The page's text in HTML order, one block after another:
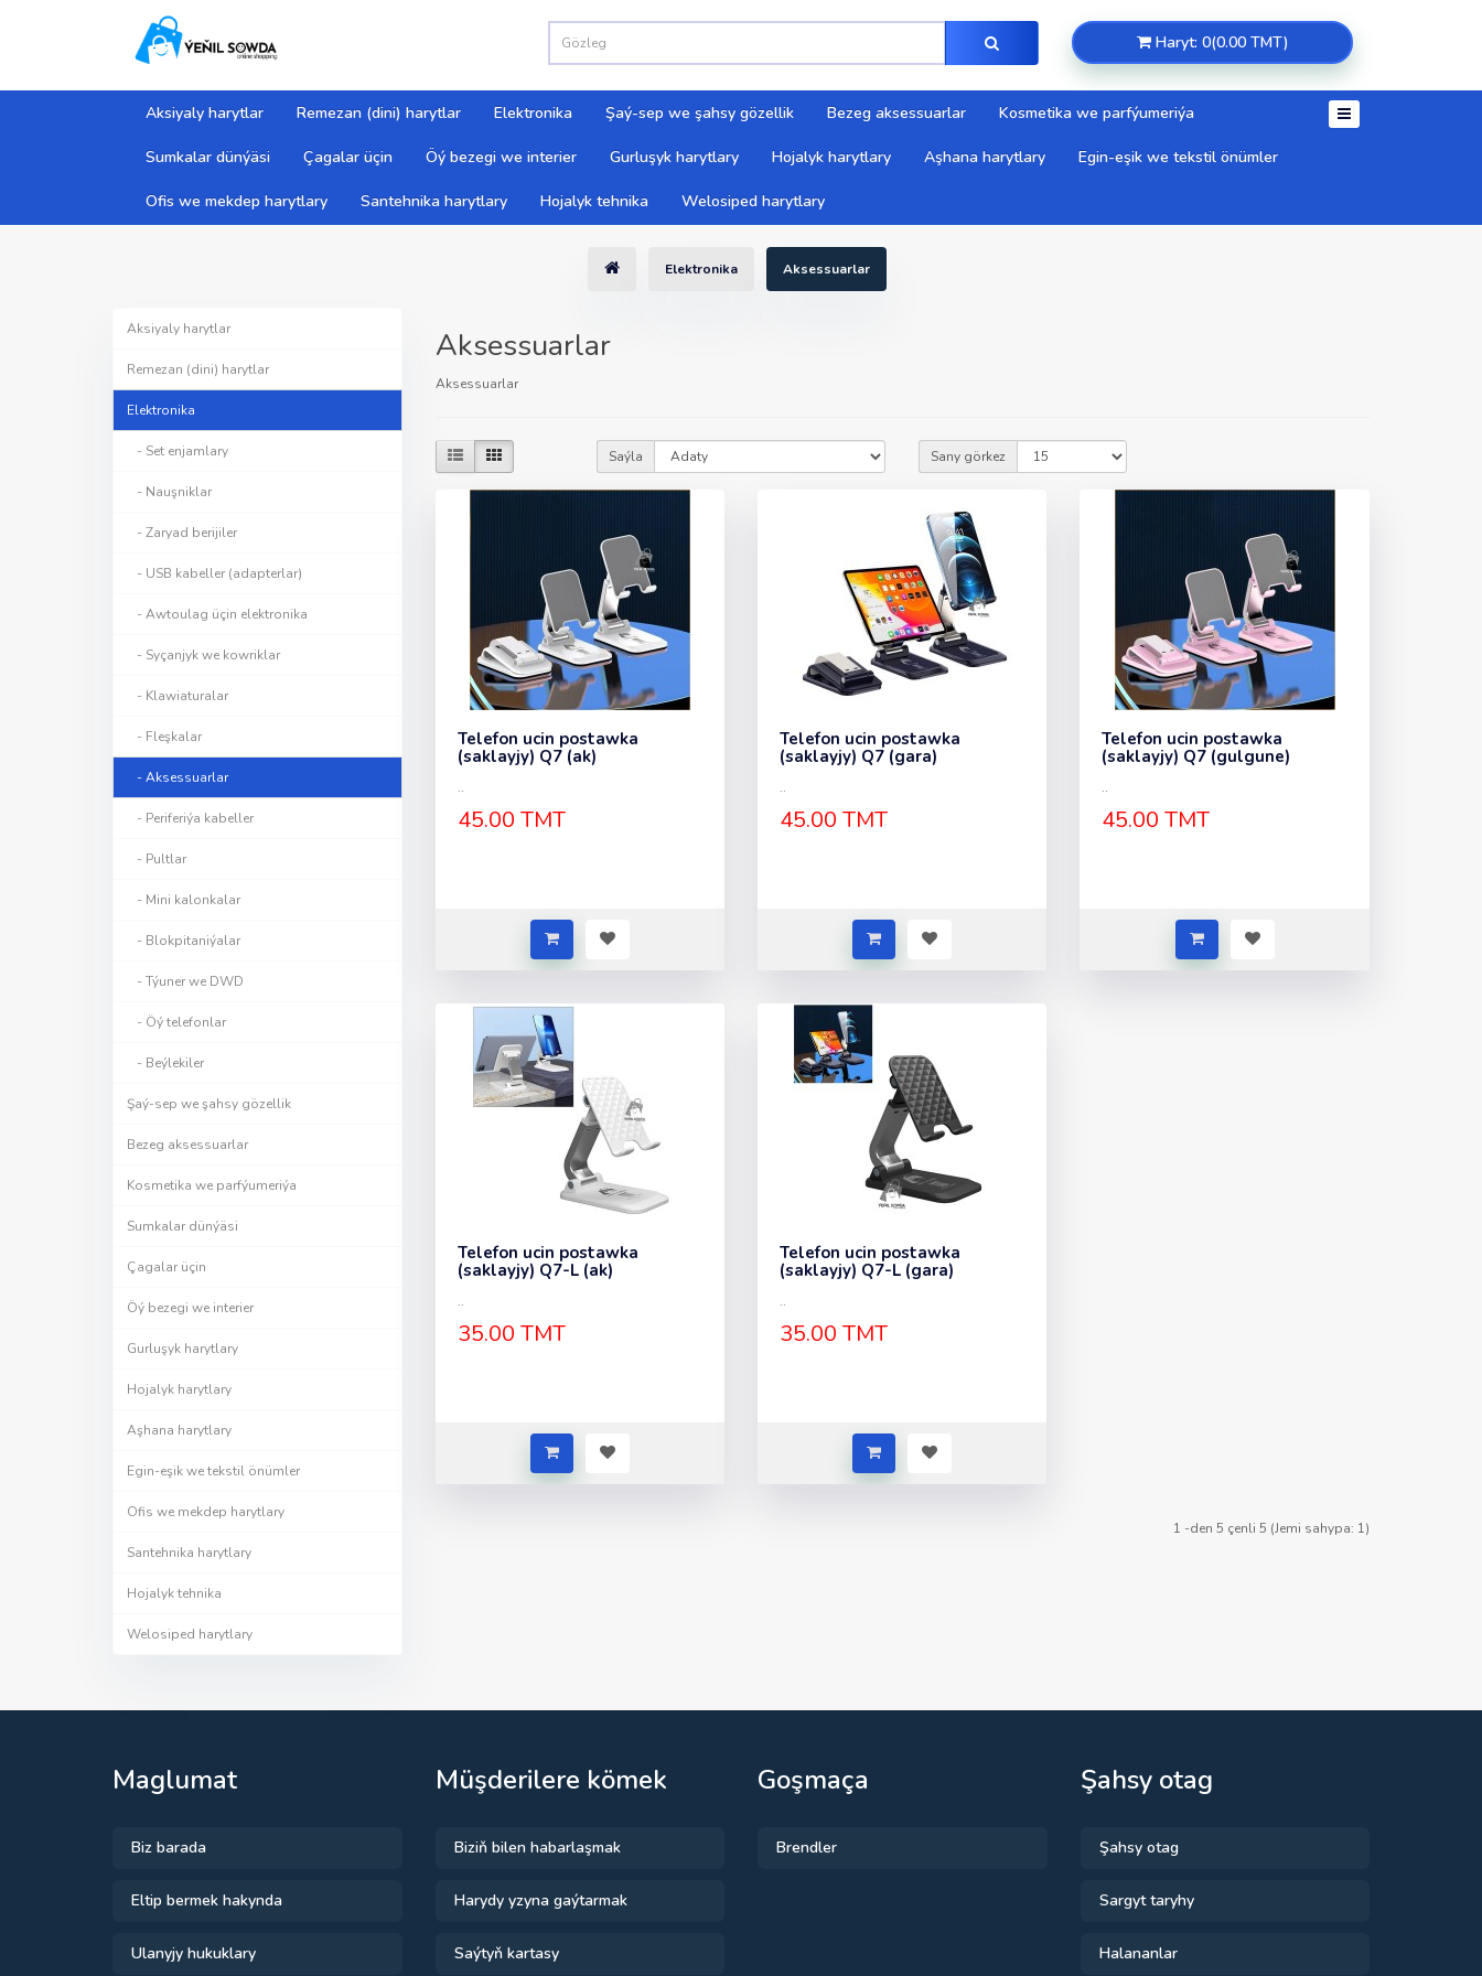
Haryt: 0(0.00 TMT)
Aksiyaly harytlar Remezan (dini) harytlar Elektronika Şaý-sep we şahsy gözellik Bezeg aksessuarlar Kosmetika we parfýumeriýa
Sumkalar dünýäsi Çagalar üçin Öý bezegi we interier Gurluşyk harytlary Hojalyk harytlary Aşhana harytlary Egin-eşik we tekstil önümler
Ofis we mekdep harytlary Santehnika harytlary Hojalyk tehnika Welosiped harytlary
Elektronika Aksessuarlar
Aksiyaly harytlar
Remezan (dini) harytlar
Elektronika
- Set enjamlary
- Nauşniklar
- Zaryad berijiler
- USB kabeller (adapterlar)
- Awtoulag üçin elektronika
- Syçanjyk we kowriklar
- Klawiaturalar
- Fleşkalar
- Aksessuarlar
- Periferiýa kabeller
- Pultlar
- Mini kalonkalar
- Blokpitaniýalar
- Týuner we DWD
- Öý telefonlar
- Beýlekiler
Şaý-sep we şahsy gözellik
Bezeg aksessuarlar
Kosmetika we parfýumeriýa
Sumkalar dünýäsi
Çagalar üçin
Öý bezegi we interier
Gurluşyk harytlary
Hojalyk harytlary
Aşhana harytlary
Egin-eşik we tekstil önümler
Ofis we mekdep harytlary
Santehnika harytlary
Hojalyk tehnika
Welosiped harytlary
Aksessuarlar
Aksessuarlar
Saýla Sany görkez
Telefon ucin postawka
(saklayjy) Q7 (ak)
..
45.00 TMT
Telefon ucin postawka
(saklayjy) Q7 (gara)
..
45.00 TMT
Telefon ucin postawka
(saklayjy) Q7 (gulgune)
..
45.00 TMT
Telefon ucin postawka
(saklayjy) Q7-L (ak)
..
35.00 TMT
Telefon ucin postawka
(saklayjy) Q7-L (gara)
..
35.00 TMT
1 -den 5 çenli 5 (Jemi sahypa: 1)
Maglumat
Biz barada
Eltip bermek hakynda
Ulanyjy hukuklary
Müşderilere kömek
Biziň bilen habarlaşmak
Harydy yzyna gaýtarmak
Saýtyň kartasy
Goşmaça
Brendler
Şahsy otag
Şahsy otag
Sargyt taryhy
Halananlar